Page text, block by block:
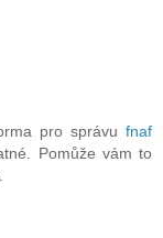
pro správu fnaf
Pomůže vám to